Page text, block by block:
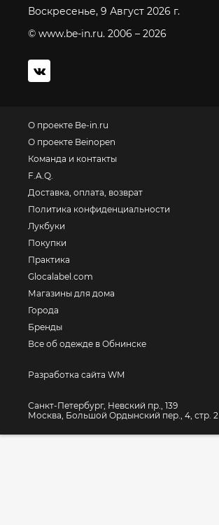
Воскресенье, 9 Август 2026 г.
© www.be-in.ru. 2006 – 2026
О проекте Be-in.ru
О проекте Beinopen
Команда и контакты
F.A.Q.
Доставка, оплата, возврат
Политика конфиденциальности
Лукбуки
Покупки
Практика
Glocalabel.com
Магазины для дома
Города
Бренды
Все об одежде в Обнинске
Разработка сайта WM
Санкт-Петербург, Невский пр., 139
Москва, Большой Ордынский пер., 4, стр. 2